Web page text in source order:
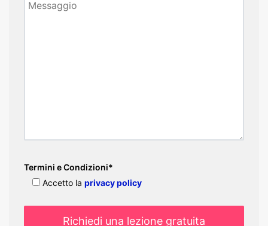
Termini e Condizioni*
Accetto la privacy policy